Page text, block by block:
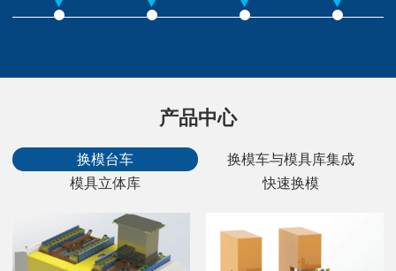
产品中心
换模台车
换模车与模具库集成
模具立体库
快速换模